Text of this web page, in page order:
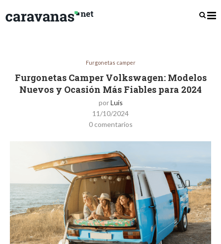
Furgonetas camper
Furgonetas Camper Volkswagen: Modelos
Nuevos y Ocasión Más Fiables para 2024
porLuis
11/10/2024
0 comentarios